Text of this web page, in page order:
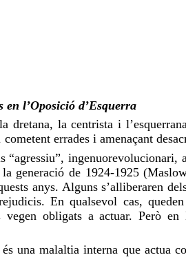
en l’Oposició d’Esquerra
la centrista i
errades i amenaçant
“agressiu”,
generació de 1924-1925
anys. Alguns s’alliberaren
En qualsevol cas,
obligats a actuar. Però
una malaltia interna que actua